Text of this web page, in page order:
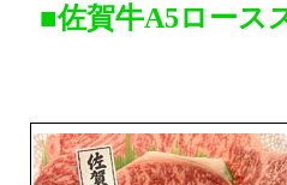
■佐賀牛A5ロース